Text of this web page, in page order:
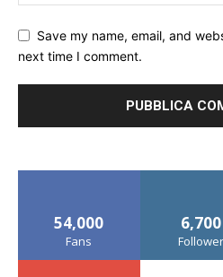
Save my name, email, and
next time I comment.
54,000
Fans
6,700
Follower